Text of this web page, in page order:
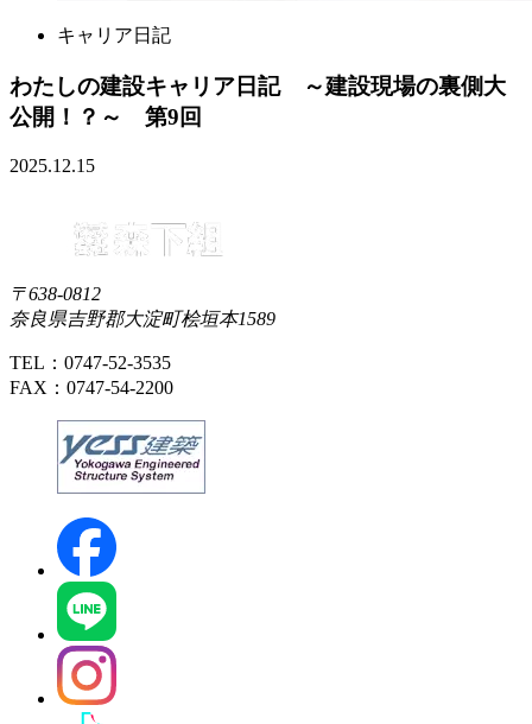
キャリア日記
わたしの建設キャリア日記 ～建設現場の裏側大
公開！？～ 第9回
2025.12.15
〒638-0812
奈良県吉野郡大淀町桧垣本1589
TEL：0747-52-3535
FAX：0747-54-2200